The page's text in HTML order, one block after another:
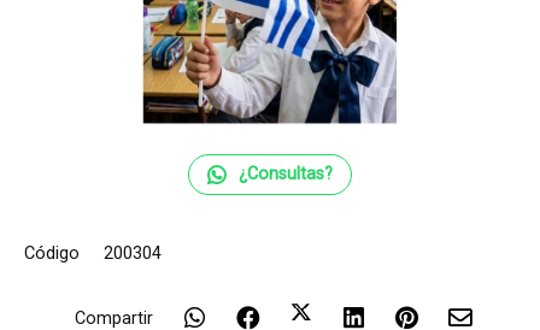
¿Consultas?
Código 200304
Compartir